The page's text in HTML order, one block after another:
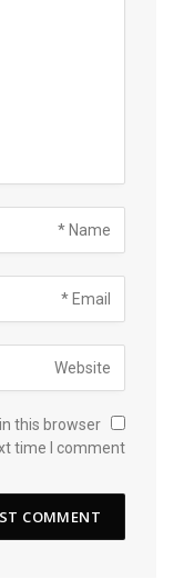
this browser
time I comment.